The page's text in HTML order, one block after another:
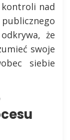
kontroli nad
że
swoje
siebie